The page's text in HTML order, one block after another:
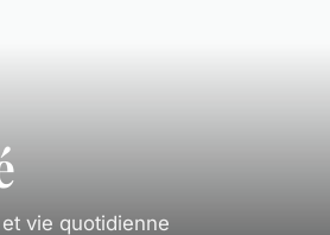
vie quotidienne